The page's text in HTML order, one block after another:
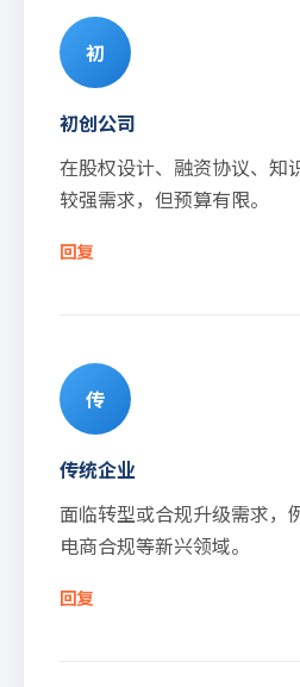
初
初创公司
在股权设计、融资协议、知
较强需求，但预算有限。
回复
传
传统企业
面临转型或合规升级需求，
电商合规等新兴领域。
回复